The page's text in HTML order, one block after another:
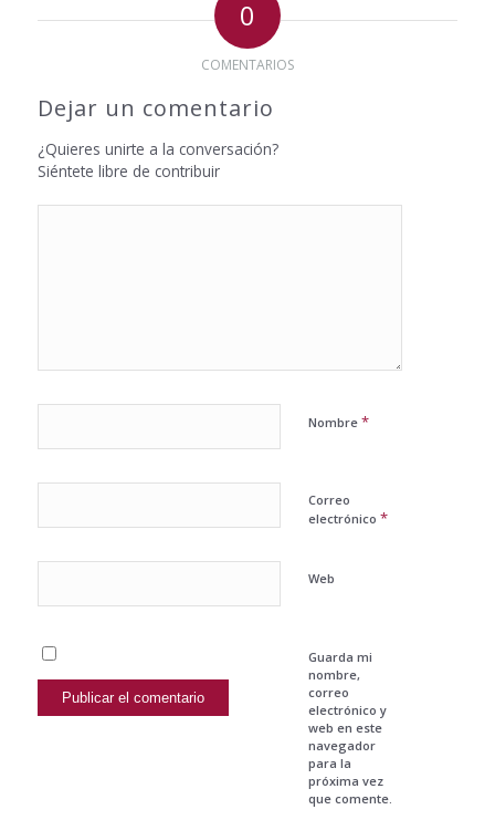
0
COMENTARIOS
Dejar un comentario
¿Quieres unirte a la conversación?
Siéntete libre de contribuir
Nombre *
Correo
electrónico *
Web
Guarda mi
nombre,
correo
electrónico y
web en este
navegador
para la
próxima vez
que comente.